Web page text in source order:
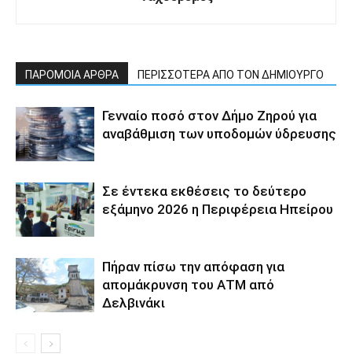
ΠΑΡΟΜΟΙΑ ΑΡΘΡΑ ΠΕΡΙΣΣΟΤΕΡΑ ΑΠΟ ΤΟΝ ΔΗΜΙΟΥΡΓΟ
Γενναίο ποσό στον Δήμο Ζηρού για
αναβάθμιση των υποδομών ύδρευσης
Σε έντεκα εκθέσεις το δεύτερο
εξάμηνο 2026 η Περιφέρεια Ηπείρου
Πήραν πίσω την απόφαση για
απομάκρυνση του ΑΤΜ από
Δελβινάκι